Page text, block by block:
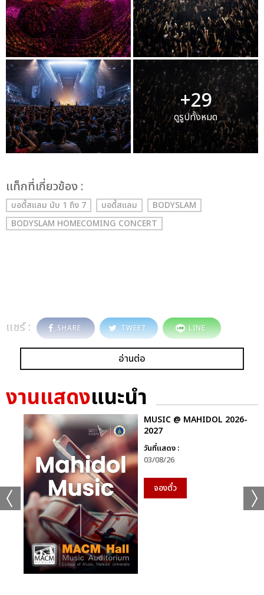
+29
ดูรูปทั้งหมด
เเท็กที่เกี่ยวข้อง :
บอดี้สแลม นับ 1 ถึง 7 บอดี้สแลม
BODYSLAM
BODYSLAM HOMECOMING CONCERT
แชร์ : SHARE TWEET LINE
อ่านต่อ
งานแสดงแนะนำ
MUSIC @ MAHIDOL 2026-
2027
วันที่แสดง :
03/08/26
จองตั๋ว